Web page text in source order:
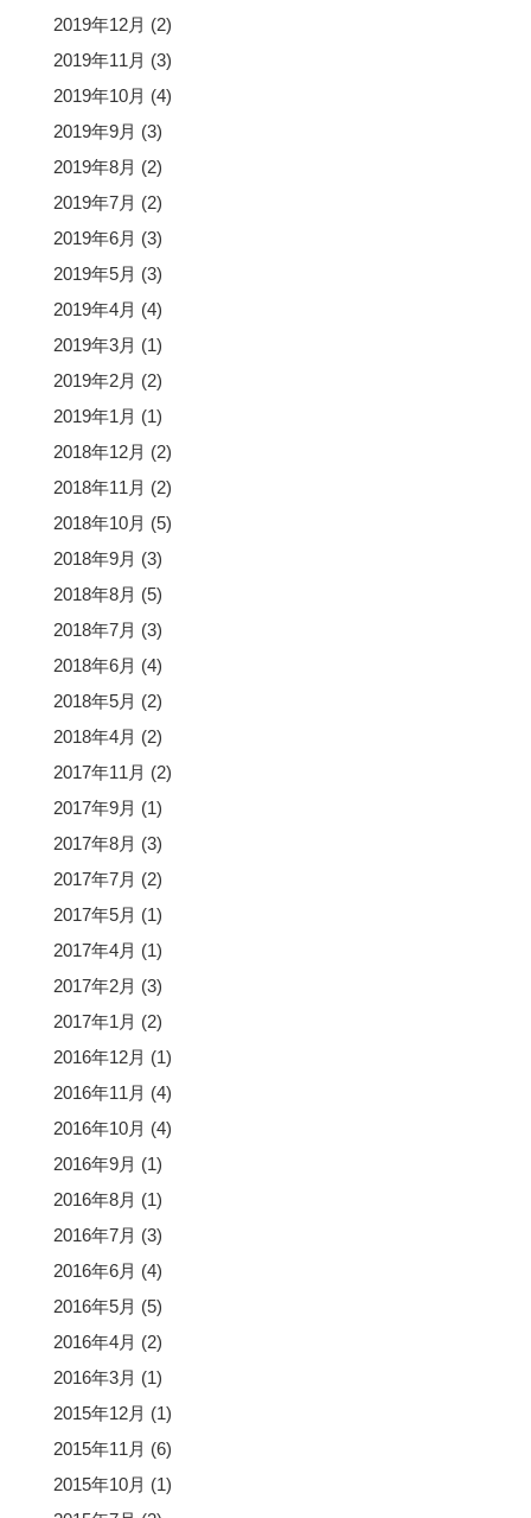
2019年12月 (2)
2019年11月 (3)
2019年10月 (4)
2019年9月 (3)
2019年8月 (2)
2019年7月 (2)
2019年6月 (3)
2019年5月 (3)
2019年4月 (4)
2019年3月 (1)
2019年2月 (2)
2019年1月 (1)
2018年12月 (2)
2018年11月 (2)
2018年10月 (5)
2018年9月 (3)
2018年8月 (5)
2018年7月 (3)
2018年6月 (4)
2018年5月 (2)
2018年4月 (2)
2017年11月 (2)
2017年9月 (1)
2017年8月 (3)
2017年7月 (2)
2017年5月 (1)
2017年4月 (1)
2017年2月 (3)
2017年1月 (2)
2016年12月 (1)
2016年11月 (4)
2016年10月 (4)
2016年9月 (1)
2016年8月 (1)
2016年7月 (3)
2016年6月 (4)
2016年5月 (5)
2016年4月 (2)
2016年3月 (1)
2015年12月 (1)
2015年11月 (6)
2015年10月 (1)